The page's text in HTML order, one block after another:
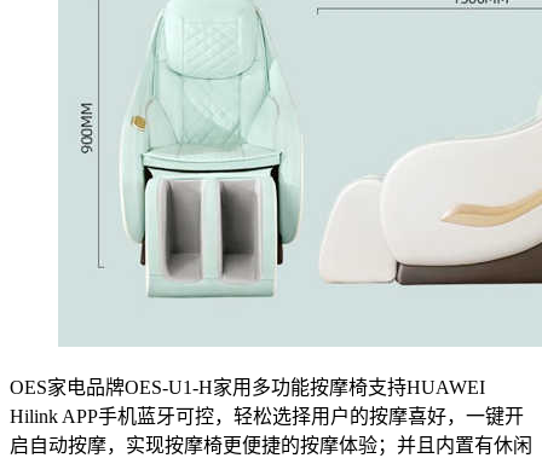
OES家电品牌OES-U1-H家用多功能按摩椅支持HUAWEI
Hilink APP手机蓝牙可控，轻松选择用户的按摩喜好，一键开
启自动按摩，实现按摩椅更便捷的按摩体验；并且内置有休闲